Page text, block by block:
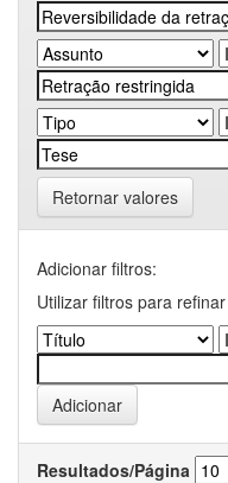
Retornar valores
Adicionar filtros:
Utilizar filtros para
Resultados/Página